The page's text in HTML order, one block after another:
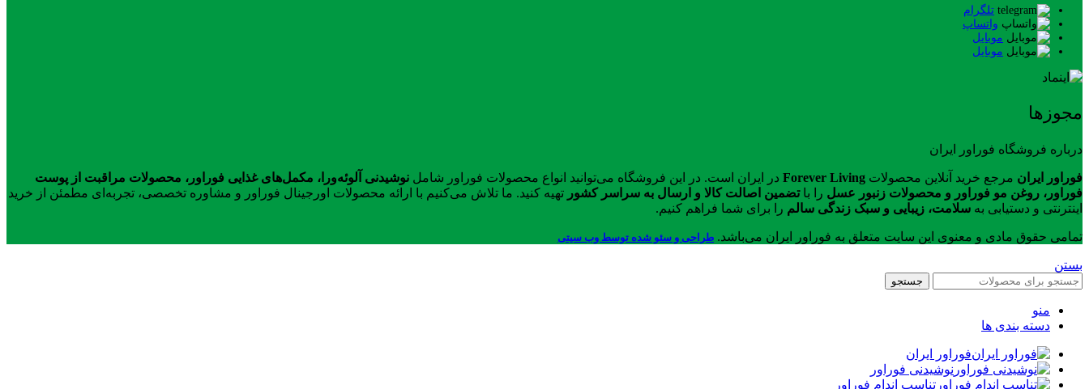
تلگرام
واتساپ
موبایل
موبایل
مجوزها
درباره فروشگاه فوراور ایران
فوراور ایران مرجع خرید آنلاین محصولات Forever Living در ایران است. در این فروشگاه می‌توانید انواع محصولات فوراور شامل نوشیدنی آلوئه‌ورا، مکمل‌های غذایی فوراور، محصولات مراقبت از پوست
فوراور، روغن مو فوراور و محصولات زنبور عسل را باتضمین اصالت کالا و ارسال به سراسر کشور تهیه کنید. ما تلاش می‌کنیم با ارائه محصولات اورجینال فوراور و مشاوره تخصصی، تجربه‌ای مطمئن از خرید
اینترنتی و دستیابی به سلامت، زیبایی و سبک زندگی سالم را برای شما فراهم کنیم.
تمامی حقوق مادی و معنوی این سایت متعلق به فوراور ایران می‌باشد. طراحی و سئو شده توسط وب سیتی
بستن
جستجو
منو
دسته بندی ها
فوراور ایران
نوشیدنی فوراور
تناسب اندام فوراور